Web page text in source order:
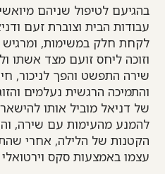
בהגיעם לטיפול שניהם
עבודות הבית וצוברת זעם
לקחת חלק במשימות,
וזוכה ליחס זועם מצד אשתו
שירה התפשט והפך לניכור,
והתמיכה הרגשית נעלמים
של דניאל מוביל אותו
להמנע מהעימות עם שירה,
הקטנות של הלילה, אחרי
עצמו באמצעות סקס